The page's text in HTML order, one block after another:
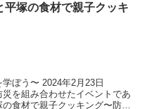
平塚の食材で親子クッキ
ぼう〜 2024年2月23日
災を組み合わせたイベントであ
食材で親子クッキング〜防災